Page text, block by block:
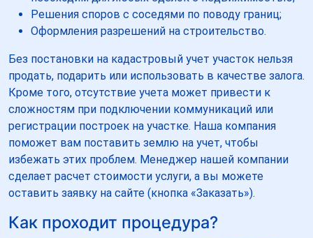
Решения споров с соседями по поводу границ;
Оформления разрешений на строительство.
Без постановки на кадастровый учет участок нельзя
продать, подарить или использовать в качестве залога.
Кроме того, отсутствие учета может привести к
сложностям при подключении коммуникаций или
регистрации построек на участке. Наша компания
поможет вам поставить землю на учет, чтобы
избежать этих проблем. Менеджер нашей компании
сделает расчет стоимости услуги, а вы можете
оставить заявку на сайте (кнопка «Заказать»).
Как проходит процедура?